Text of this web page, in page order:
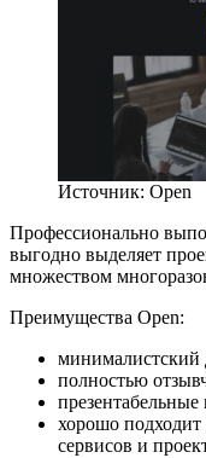
Источник: Open
Профессионально
выгодно выделяет
множеством
Преимущества Open:
минималистский
полностью
хорошо подходит
сервисов и